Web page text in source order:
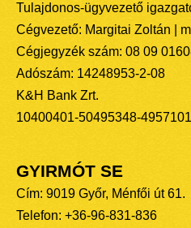
Tulajdonos-ügyvezető
Cégvezető: Margitai Zoltán |
Cégjegyzék szám: 08 09
Adószám: 14248953-2-08
K&H Bank Zrt.
10400401-50495348-
GYIRMÓT SE
Cím: 9019 Győr, Ménfői út 61.
Telefon: +36-96-831-836